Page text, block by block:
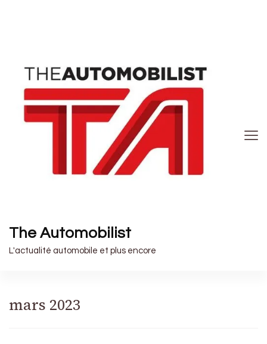
The Automobilist
L'actualité automobile et plus encore
mars 2023